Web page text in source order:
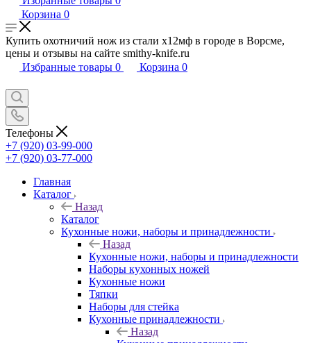
Корзина 0
Купить охотничий нож из стали х12мф в городе в Ворсме,
цены и отзывы на сайте smithy-knife.ru
Избранные товары 0 Корзина 0
Телефоны
+7 (920) 03-99-000
+7 (920) 03-77-000
Главная
Каталог
Назад
Каталог
Кухонные ножи, наборы и принадлежности
Назад
Кухонные ножи, наборы и принадлежности
Наборы кухонных ножей
Кухонные ножи
Тяпки
Наборы для стейка
Кухонные принадлежности
Назад